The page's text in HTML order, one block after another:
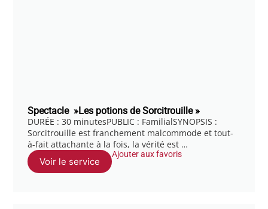
Spectacle »Les potions de Sorcitrouille »
DURÉE : 30 minutesPUBLIC : FamilialSYNOPSIS :
Sorcitrouille est franchement malcommode et tout-
à-fait attachante à la fois, la vérité est …
Voir le service
Ajouter aux favoris